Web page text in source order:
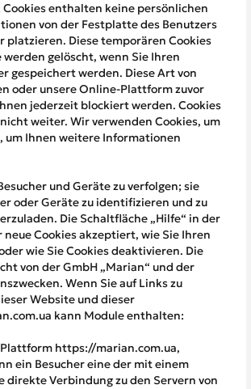
enthalten keine persönlichen
von der Festplatte des Benutzers
platzieren. Diese temporären Cookies
gelöscht, wenn Sie Ihren
gespeichert werden. Diese Art von
oder unsere Online-Plattform zuvor
jederzeit blockiert werden. Cookies
weiter. Wir verwenden Cookies, um
um Ihnen weitere Informationen
und Geräte zu verfolgen; sie
oder Geräte zu identifizieren und zu
Die Schaltfläche „Hilfe“ in der
Cookies akzeptiert, wie Sie Ihren
wie Sie Cookies deaktivieren. Die
von der GmbH „Marian“ und der
Wenn Sie auf Links zu
Website und dieser
kann Module enthalten:
https://marian.com.ua,
ein Besucher eine der mit einem
Verbindung zu den Servern von